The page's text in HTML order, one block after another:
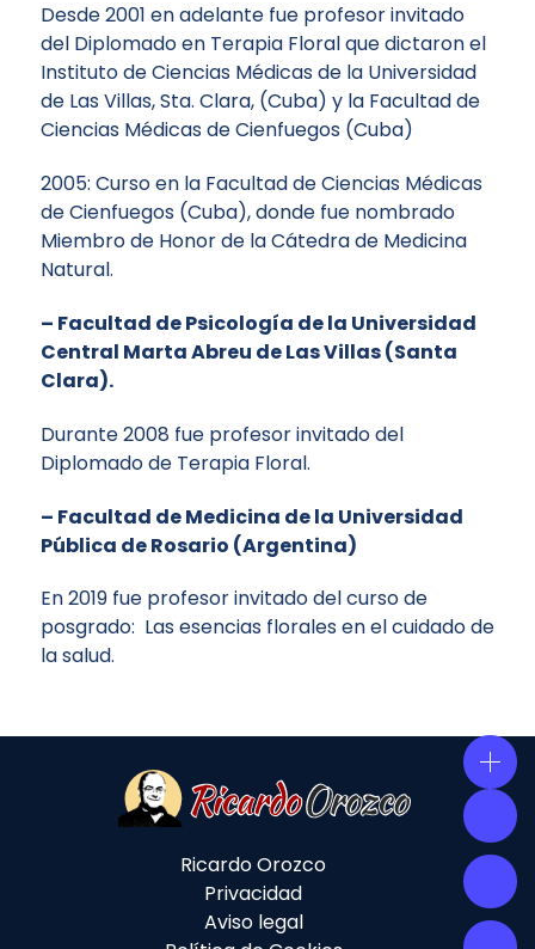
Desde 2001 en adelante fue profesor invitado
del Diplomado en Terapia Floral que dictaron el
Instituto de Ciencias Médicas de la Universidad
de Las Villas, Sta. Clara, (Cuba) y la Facultad de
Ciencias Médicas de Cienfuegos (Cuba)
2005: Curso en la Facultad de Ciencias Médicas
de Cienfuegos (Cuba), donde fue nombrado
Miembro de Honor de la Cátedra de Medicina
Natural.
– Facultad de Psicología de la Universidad
Central Marta Abreu de Las Villas (Santa
Clara).
Durante 2008 fue profesor invitado del
Diplomado de Terapia Floral.
– Facultad de Medicina de la Universidad
Pública de Rosario (Argentina)
En 2019 fue profesor invitado del curso de
posgrado: Las esencias florales en el cuidado de
la salud.
Ricardo Orozco
Privacidad
Aviso legal